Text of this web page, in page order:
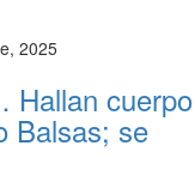
2025
Hallan cuerpo
Balsas; se